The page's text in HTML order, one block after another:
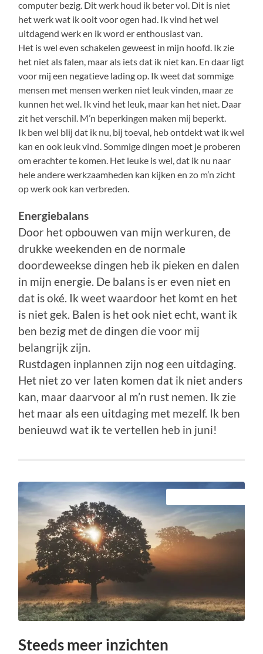
computer bezig. Dit werk houd ik beter vol. Dit is niet
het werk wat ik ooit voor ogen had. Ik vind het wel
uitdagend werk en ik word er enthousiast van.
Het is wel even schakelen geweest in mijn hoofd. Ik zie
het niet als falen, maar als iets dat ik niet kan. En daar ligt
voor mij een negatieve lading op. Ik weet dat sommige
mensen met mensen werken niet leuk vinden, maar ze
kunnen het wel. Ik vind het leuk, maar kan het niet. Daar
zit het verschil. M’n beperkingen maken mij beperkt.
Ik ben wel blij dat ik nu, bij toeval, heb ontdekt wat ik wel
kan en ook leuk vind. Sommige dingen moet je proberen
om erachter te komen. Het leuke is wel, dat ik nu naar
hele andere werkzaamheden kan kijken en zo m’n zicht
op werk ook kan verbreden.
Energiebalans
Door het opbouwen van mijn werkuren, de
drukke weekenden en de normale
doordeweekse dingen heb ik pieken en dalen
in mijn energie. De balans is er even niet en
dat is oké. Ik weet waardoor het komt en het
is niet gek. Balen is het ook niet echt, want ik
ben bezig met de dingen die voor mij
belangrijk zijn.
Rustdagen inplannen zijn nog een uitdaging.
Het niet zo ver laten komen dat ik niet anders
kan, maar daarvoor al m’n rust nemen. Ik zie
het maar als een uitdaging met mezelf. Ik ben
benieuwd wat ik te vertellen heb in juni!
Steeds meer inzichten